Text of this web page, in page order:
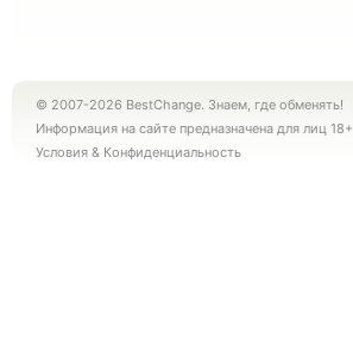
© 2007-2026 BestChange. Знаем, где обменять!
Информация на сайте предназначена для лиц 18+
Условия & Конфиденциальность